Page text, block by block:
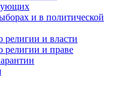
и в политической
религии и власти
религии и праве